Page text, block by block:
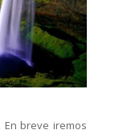
breve iremos